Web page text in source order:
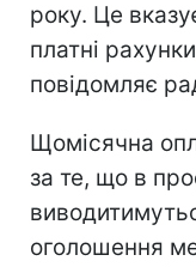
року. Це
платні
повідомляє
Щомісячна
за те, що в
оголошення